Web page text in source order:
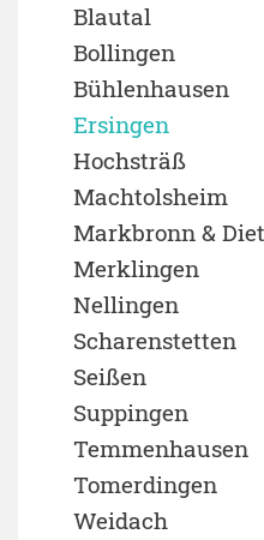
Blautal
Bollingen
Bühlenhausen
Ersingen
Hochsträß
Machtolsheim
Markbronn &
Merklingen
Nellingen
Scharenstetten
Seißen
Suppingen
Temmenhausen
Tomerdingen
Weidach